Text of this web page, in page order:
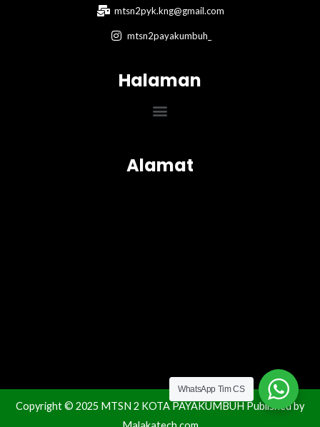
mtsn2pyk.kng@gmail.com
mtsn2payakumbuh_
Halaman
Menu
Alamat
Copyright © 2025 MTSN 2 KOTA PAYAKUMBUH Published by
WhatsApp Tim CS